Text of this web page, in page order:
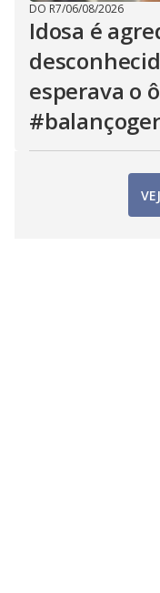
DO R7/06/08/2026
Idosa é
esperava o